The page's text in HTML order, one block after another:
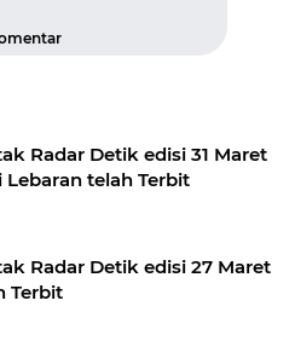
Radar Detik edisi 31 Maret
Lebaran telah Terbit
Radar Detik edisi 27 Maret
Terbit